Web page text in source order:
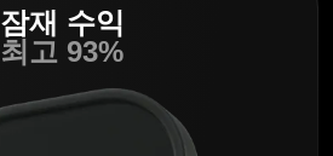
잠재 수익
최고 93%